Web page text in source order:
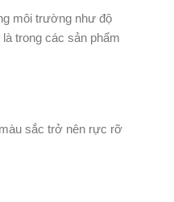
môi trường như độ
trong các sản phẩm
sắc trở nên rực rỡ